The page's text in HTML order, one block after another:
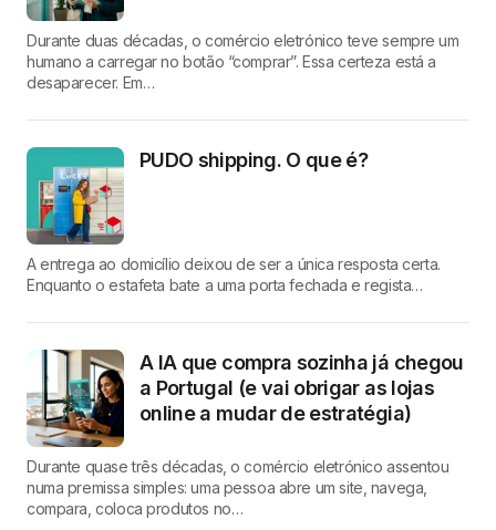
Durante duas décadas, o comércio eletrónico teve sempre um
humano a carregar no botão “comprar”. Essa certeza está a
desaparecer. Em…
PUDO shipping. O que é?
A entrega ao domicílio deixou de ser a única resposta certa.
Enquanto o estafeta bate a uma porta fechada e regista…
A IA que compra sozinha já chegou
a Portugal (e vai obrigar as lojas
online a mudar de estratégia)
Durante quase três décadas, o comércio eletrónico assentou
numa premissa simples: uma pessoa abre um site, navega,
compara, coloca produtos no…